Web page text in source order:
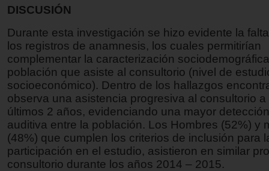
DISCUSIÓN
Durante esta investigación se hizo evidente la
los registros de anamnesis, los cuales permitirían
complementar la caracterización
población que asiste al consultorio (nivel de
socioeconómico). Dentro de los hallazgos
observa una asistencia progresiva al consultorio a
últimos 2 años, evidenciando una mayor
auditiva entre la población. Los Hombres (52%) y
(48%) que cumplen los criterios de inclusión para
participación en el estudio, asistieron en similar
consultorio durante los años 2014 – 2015.